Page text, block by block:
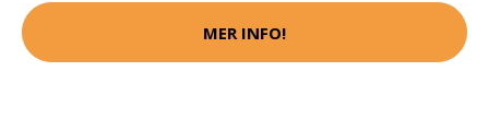
MER INFO!